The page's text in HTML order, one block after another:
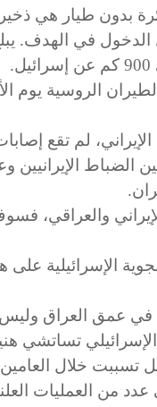
بدون طيار هي
الروسية يوم
لم تقع
الضباط
والعراقي،
الإسرائيلية
عمق العراق وليس
تساتشي
تسببت خلال
من العمليات